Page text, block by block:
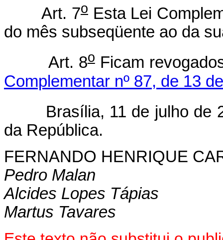
Art. 7o Esta Lei
do mês subseqüente ao da
Art. 8oFicam
Complementar nº 87, de 13
Brasília, 11 de julho de
da República.
FERNANDO HENRIQUE
Pedro Malan
Alcides Lopes Tápias
Martus Tavares